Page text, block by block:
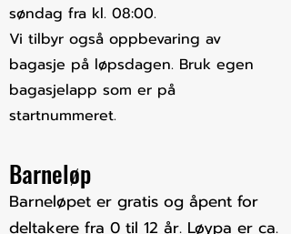
søndag fra kl. 08:00.
Vi tilbyr også oppbevaring av
bagasje på løpsdagen. Bruk egen
bagasjelapp som er på
startnummeret. ​
Barneløp
Barneløpet er gratis og åpent for
deltakere fra 0 til 12 år. Løypa er ca.